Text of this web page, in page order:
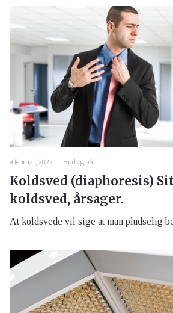
9 februar, 2022 Hud og hår
Koldsved (diaphoresis)
koldsved, årsager.
At koldsvede vil sige at man pludselig